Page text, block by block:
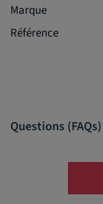
Marque
Référence
Questions (FAQs)